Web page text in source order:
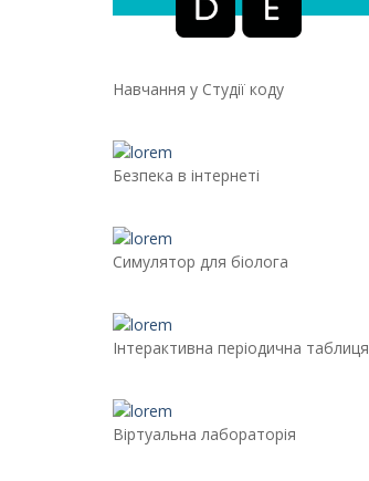
Навчання у Студії коду
Безпека в інтернеті
Симулятор для біолога
Інтерактивна періодична таблиця
Віртуальна лабораторія